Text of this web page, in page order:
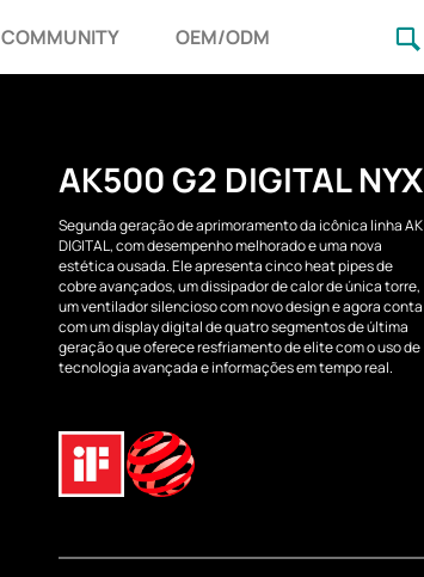
COMMUNITY OEM/ODM
AK500 G2 DIGITAL NYX
Segunda geração de aprimoramento da icônica linha AK
DIGITAL, com desempenho melhorado e uma nova
estética ousada. Ele apresenta cinco heat pipes de
cobre avançados, um dissipador de calor de única torre,
um ventilador silencioso com novo design e agora conta
com um display digital de quatro segmentos de última
geração que oferece resfriamento de elite com o uso de
tecnologia avançada e informações em tempo real.